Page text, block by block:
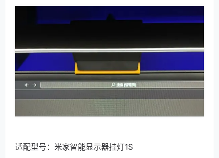
适配型号：米家智能显示器挂灯1S